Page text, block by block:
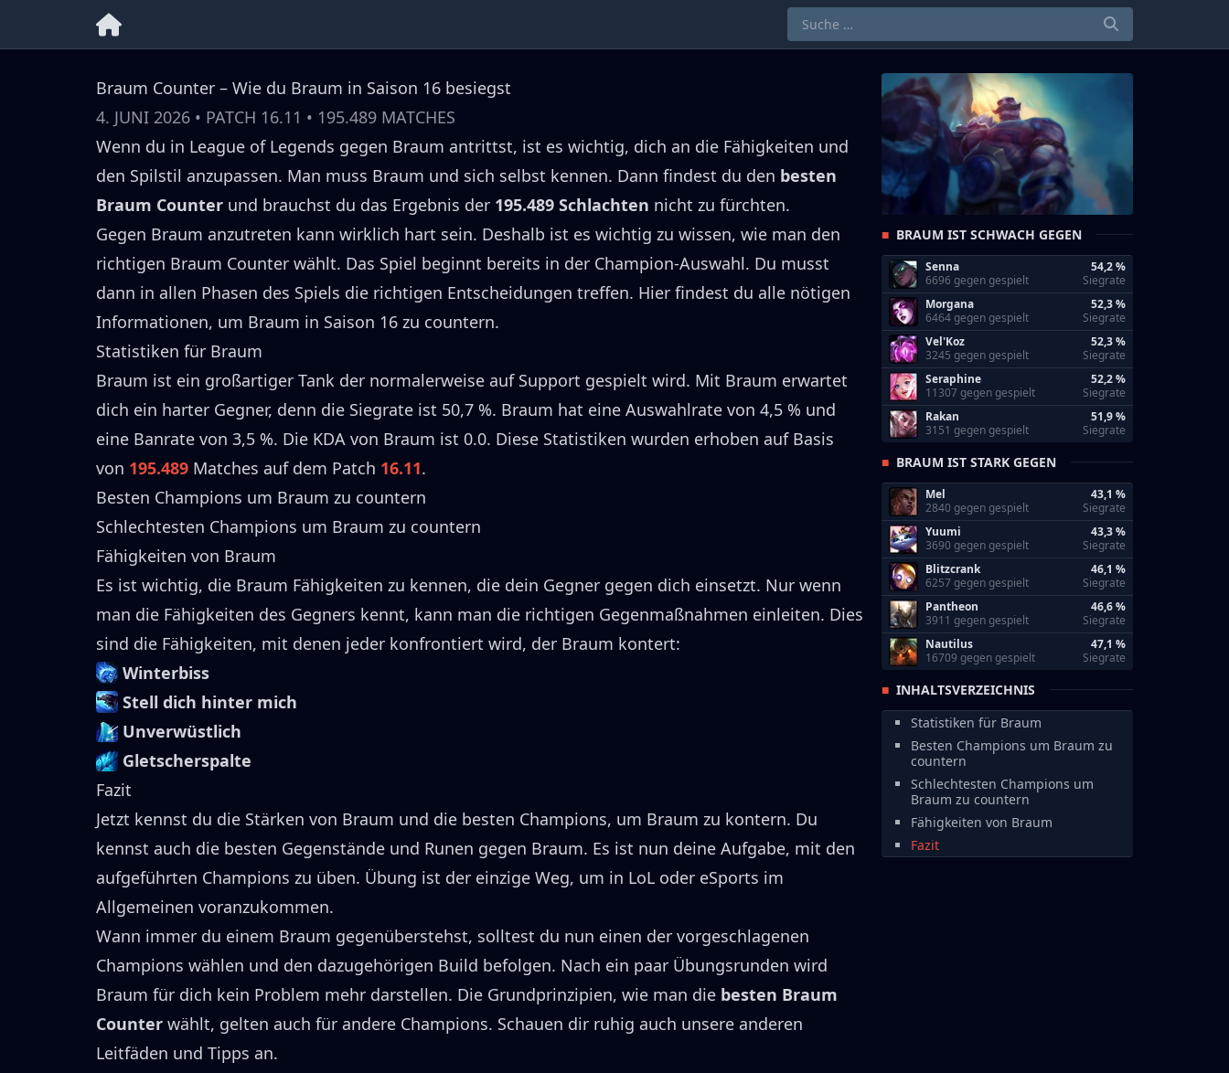
Braum Counter – Wie du Braum in Saison 16 besiegst
4. JUNI 2026 • PATCH 16.11 • 195.489 MATCHES
Wenn du in League of Legends gegen Braum antrittst, ist es wichtig, dich an die Fähigkeiten und
den Spilstil anzupassen. Man muss Braum und sich selbst kennen. Dann findest du den besten
Braum Counter und brauchst du das Ergebnis der 195.489 Schlachten nicht zu fürchten.
Gegen Braum anzutreten kann wirklich hart sein. Deshalb ist es wichtig zu wissen, wie man den
richtigen Braum Counter wählt. Das Spiel beginnt bereits in der Champion-Auswahl. Du musst
dann in allen Phasen des Spiels die richtigen Entscheidungen treffen. Hier findest du alle nötigen
Informationen, um Braum in Saison 16 zu countern.
Statistiken für Braum
Braum ist ein großartiger Tank der normalerweise auf Support gespielt wird. Mit Braum erwartet
dich ein harter Gegner, denn die Siegrate ist 50,7 %. Braum hat eine Auswahlrate von 4,5 % und
eine Banrate von 3,5 %. Die KDA von Braum ist 0.0. Diese Statistiken wurden erhoben auf Basis
von 195.489 Matches auf dem Patch 16.11.
Besten Champions um Braum zu countern
Schlechtesten Champions um Braum zu countern
Fähigkeiten von Braum
Es ist wichtig, die Braum Fähigkeiten zu kennen, die dein Gegner gegen dich einsetzt. Nur wenn
man die Fähigkeiten des Gegners kennt, kann man die richtigen Gegenmaßnahmen einleiten. Dies
sind die Fähigkeiten, mit denen jeder konfrontiert wird, der Braum kontert:
Winterbiss
Stell dich hinter mich
Unverwüstlich
Gletscherspalte
Fazit
Jetzt kennst du die Stärken von Braum und die besten Champions, um Braum zu kontern. Du
kennst auch die besten Gegenstände und Runen gegen Braum. Es ist nun deine Aufgabe, mit den
aufgeführten Champions zu üben. Übung ist der einzige Weg, um in LoL oder eSports im
Allgemeinen voranzukommen.
Wann immer du einem Braum gegenüberstehst, solltest du nun einen der vorgeschlagenen
Champions wählen und den dazugehörigen Build befolgen. Nach ein paar Übungsrunden wird
Braum für dich kein Problem mehr darstellen. Die Grundprinzipien, wie man die besten Braum
Counter wählt, gelten auch für andere Champions. Schauen dir ruhig auch unsere anderen
Leitfäden und Tipps an.
BRAUM IST SCHWACH GEGEN
Senna
6696 gegen gespielt
54,2 %
Siegrate
Morgana
6464 gegen gespielt
52,3 %
Siegrate
Vel'Koz
3245 gegen gespielt
52,3 %
Siegrate
Seraphine
11307 gegen gespielt
52,2 %
Siegrate
Rakan
3151 gegen gespielt
51,9 %
Siegrate
BRAUM IST STARK GEGEN
Mel
2840 gegen gespielt
43,1 %
Siegrate
Yuumi
3690 gegen gespielt
43,3 %
Siegrate
Blitzcrank
6257 gegen gespielt
46,1 %
Siegrate
Pantheon
3911 gegen gespielt
46,6 %
Siegrate
Nautilus
16709 gegen gespielt
47,1 %
Siegrate
INHALTSVERZEICHNIS
Statistiken für Braum
Besten Champions um Braum zu
countern
Schlechtesten Champions um
Braum zu countern
Fähigkeiten von Braum
Fazit